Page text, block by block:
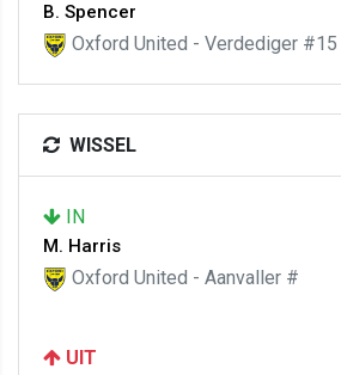
B. Spencer
Oxford United - Verdediger #15
WISSEL
IN
M. Harris
Oxford United - Aanvaller #
UIT